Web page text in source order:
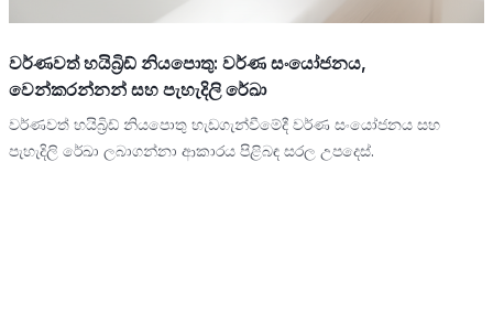
වර්ණවත් හයිබ්‍රිඩ් නියපොතු: වර්ණ සංයෝජනය,
වෙන්කරන්නන් සහ පැහැදිලි රේඛා
වර්ණවත් හයිබ්‍රිඩ් නියපොතු හැඩගැන්වීමේදී වර්ණ සංයෝජනය සහ
පැහැදිලි රේඛා ලබාගන්නා ආකාරය පිළිබඳ සරල උපදෙස්.